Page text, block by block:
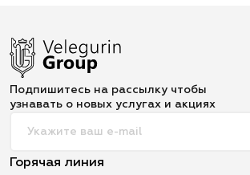
Подпишитесь на рассылку чтобы
узнавать о новых услугах и акциях
Горячая линия